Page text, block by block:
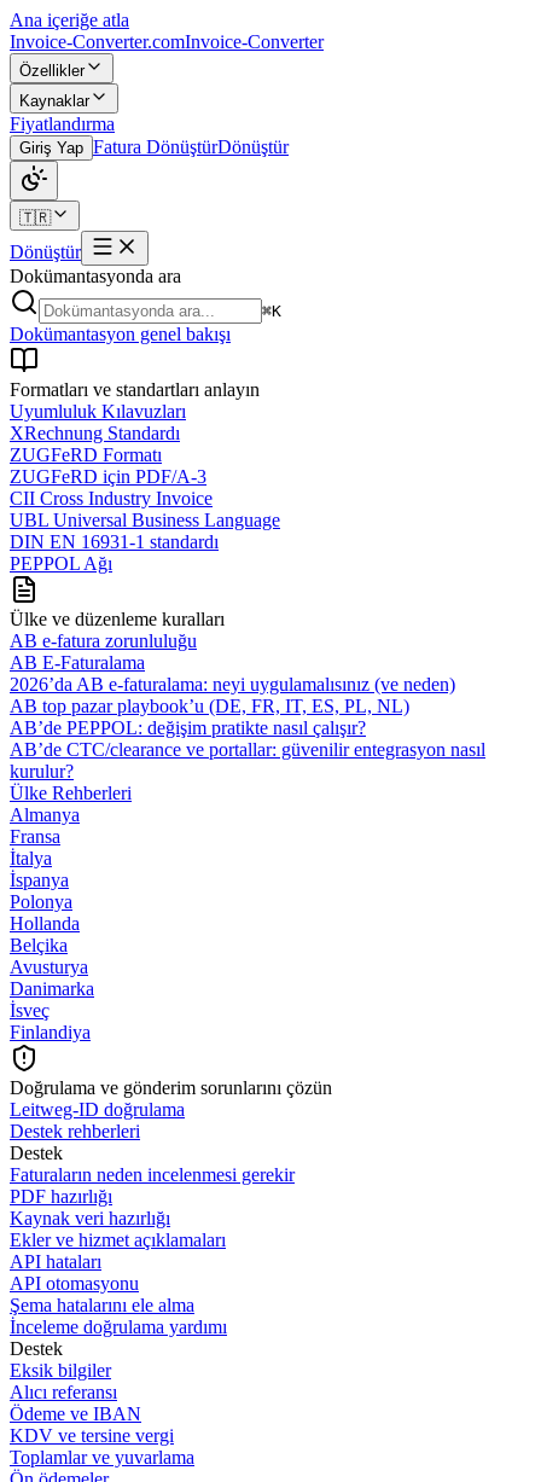
Ana içeriğe atla
Invoice-Converter.comInvoice-Converter
Özellikler
Kaynaklar
Fiyatlandırma
Giriş Yap Fatura DönüştürDönüştür
🇹🇷
Dönüştür
Dokümantasyonda ara
⌘K
Dokümantasyon genel bakışı
Formatları ve standartları anlayın
Uyumluluk Kılavuzları
XRechnung Standardı
ZUGFeRD Formatı
ZUGFeRD için PDF/A-3
CII Cross Industry Invoice
UBL Universal Business Language
DIN EN 16931-1 standardı
PEPPOL Ağı
Ülke ve düzenleme kuralları
AB e-fatura zorunluluğu
AB E-Faturalama
2026’da AB e‑faturalama: neyi uygulamalısınız (ve neden)
AB top pazar playbook’u (DE, FR, IT, ES, PL, NL)
AB’de PEPPOL: değişim pratikte nasıl çalışır?
AB’de CTC/clearance ve portallar: güvenilir entegrasyon nasıl
kurulur?
Ülke Rehberleri
Almanya
Fransa
İtalya
İspanya
Polonya
Hollanda
Belçika
Avusturya
Danimarka
İsveç
Finlandiya
Doğrulama ve gönderim sorunlarını çözün
Leitweg-ID doğrulama
Destek rehberleri
Destek
Faturaların neden incelenmesi gerekir
PDF hazırlığı
Kaynak veri hazırlığı
Ekler ve hizmet açıklamaları
API hataları
API otomasyonu
Şema hatalarını ele alma
İnceleme doğrulama yardımı
Destek
Eksik bilgiler
Alıcı referansı
Ödeme ve IBAN
KDV ve tersine vergi
Toplamlar ve yuvarlama